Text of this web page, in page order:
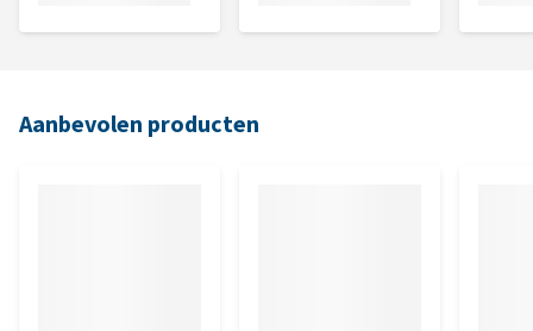
Aanbevolen producten